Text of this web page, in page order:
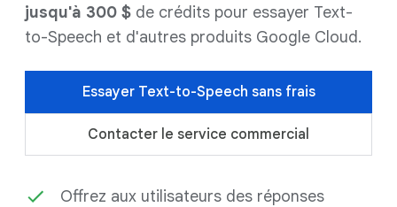
jusqu'à 300 $ de crédits pour essayer Text-
to-Speech et d'autres produits Google Cloud.
Essayer Text-to-Speech sans frais
Contacter le service commercial
Offrez aux utilisateurs des réponses